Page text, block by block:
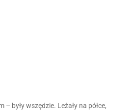
były wszędzie. Leżały na półce,